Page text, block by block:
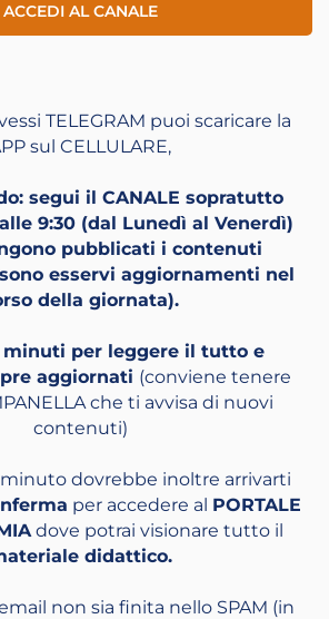
ACCEDI AL CANALE
TELEGRAM puoi scaricare la
sul CELLULARE,
segui il CANALE sopratutto
9:30 (dal Lunedì al Venerdì)
pubblicati i contenuti
esservi aggiornamenti nel
della giornata).
minuti per leggere il tutto e
aggiornati (conviene tenere
che ti avvisa di nuovi
contenuti)
dovrebbe inoltre arrivarti
per accedere al PORTALE
dove potrai visionare tutto il
didattico.
non sia finita nello SPAM (in